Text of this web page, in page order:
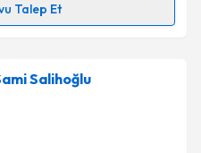
Gönder
Talep Et
randevu takvimi talebi
randevu almanız için bir
posta ile bilgilendireceğiz.
Salihoğlu